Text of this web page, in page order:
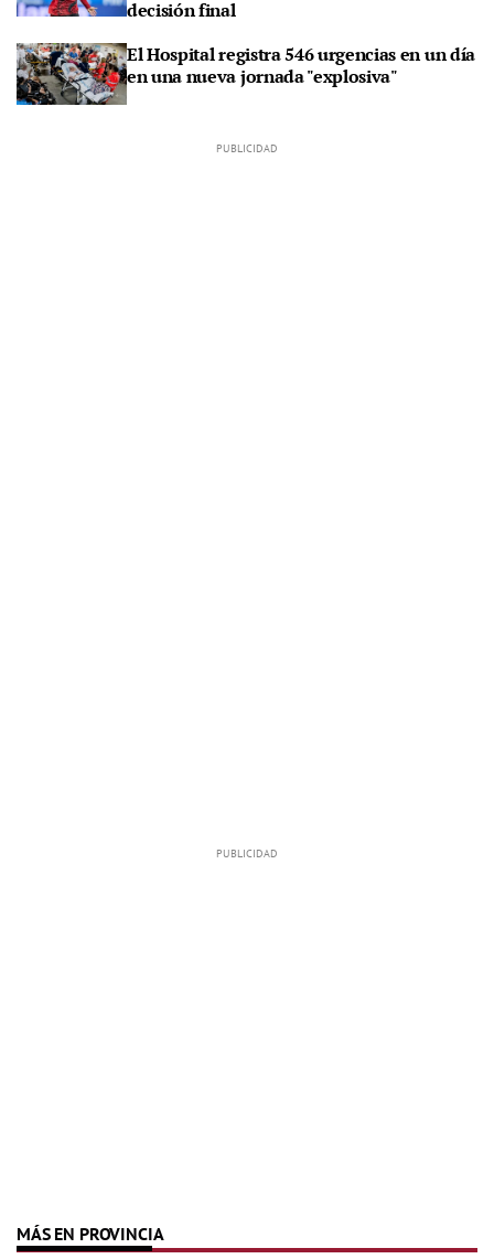
decisión final
El Hospital registra 546 urgencias en un día
en una nueva jornada "explosiva"
MÁS EN PROVINCIA